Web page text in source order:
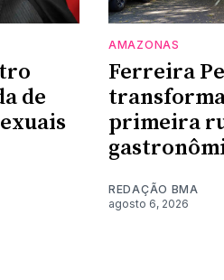
de
AMAZONAS
Ferreira
primeira
REDAÇÃO BMA
agosto 6, 2026